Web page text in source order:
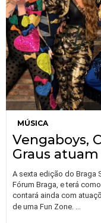
MÚSICA
Vengaboys,
Graus
A sexta edição do Braga
Fórum Braga, e terá
contará ainda com
de uma Fun Zone.